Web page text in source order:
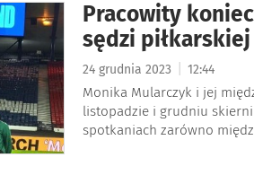
Pracowity
sędzi piłkarskiej
24 grudnia 2023 12:44
Monika Mularczyk i jej
listopadzie i grudniu
spotkaniach zarówno